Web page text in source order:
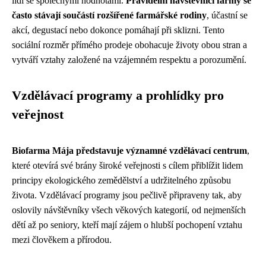
často stávají součástí rozšířené farmářské rodiny, účastní se
akcí, degustací nebo dokonce pomáhají při sklizni. Tento
sociální rozměr přímého prodeje obohacuje životy obou stran a
vytváří vztahy založené na vzájemném respektu a porozumění.
Vzdělávací programy a prohlídky pro
veřejnost
Biofarma Mája představuje významné vzdělávací centrum,
které otevírá své brány široké veřejnosti s cílem přiblížit lidem
principy ekologického zemědělství a udržitelného způsobu
života. Vzdělávací programy jsou pečlivě připraveny tak, aby
oslovily návštěvníky všech věkových kategorií, od nejmenších
dětí až po seniory, kteří mají zájem o hlubší pochopení vztahu
mezi člověkem a přírodou.